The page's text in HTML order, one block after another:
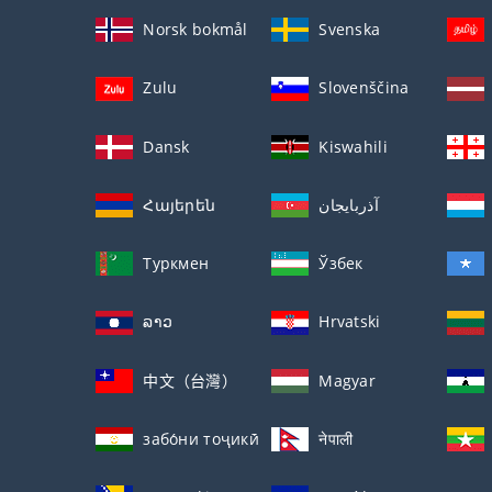
Norsk bokmål Svenska
Zulu Slovenščina
Dansk Kiswahili
Հայերեն آذربايجان
Туркмен Ўзбек
ລາວ Hrvatski
中文（台灣） Magyar
забо́ни тоҷикӣ́ नेपाली